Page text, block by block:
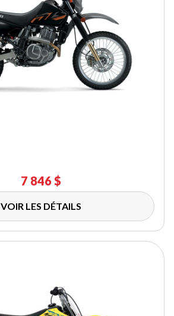
7 846 $
VOIR LES DÉTAILS